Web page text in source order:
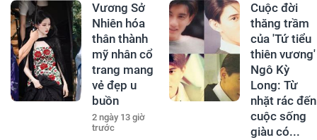
Vương Sở
Nhiên hóa
thân thành
mỹ nhân cổ
trang mang
vẻ đẹp u
buồn
2 ngày 13 giờ
trước
Cuộc đời
thăng trầm
của 'Tứ tiểu
thiên vương'
Ngô Kỳ
Long: Từ
nhặt rác đến
cuộc sống
giàu có...